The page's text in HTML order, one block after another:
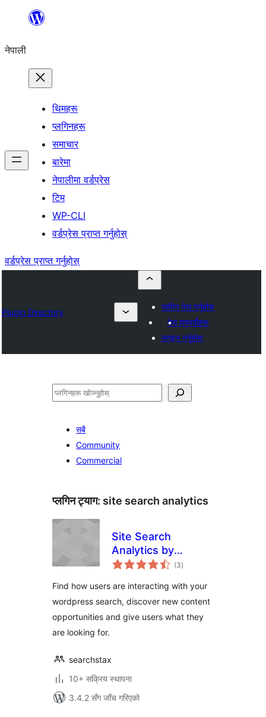
सामग्रीमा
नेपाली
थिमहरू
प्लगिनहरू
समाचार
बारेमा
नेपालीमा वर्डप्रेस
टिम
WP-CLI
वर्डप्रेस प्राप्त गर्नुहोस्
वर्डप्रेस प्राप्त गर्नुहोस्
Plugin Directory
प्लगिन पेस गर्नुहोस्
मेरा मनपर्दोहरू
लगइन गर्नुहोस्
खोज्नुहोस्
सबै
Community
Commercial
प्लगिन ट्याग: site search analytics
Site Search
Analytics by
Measured Search
(3कुल
रेटिङ्गहरू
)
Find how users are interacting with your
wordpress search, discover new content
opportunities and give users what they
are looking for.
searchstax
10+ सक्रिय स्थापना
3.4.2 सँग जाँच गरिएको